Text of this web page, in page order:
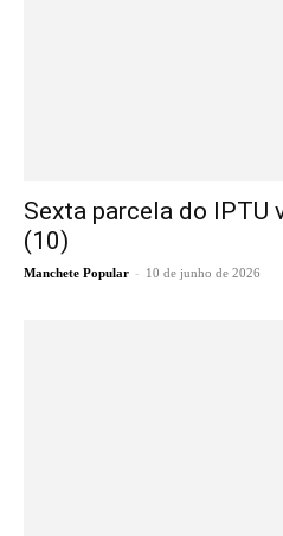
Sexta parcela do IPTU
(10)
Manchete Popular - 10 de junho de 2026